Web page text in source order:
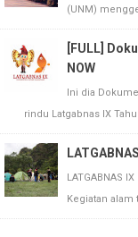
(UNM)
[FULL]
NOW
Ini dia
rindu Latgabnas IX
LATGABNAS
Kegiatan alam